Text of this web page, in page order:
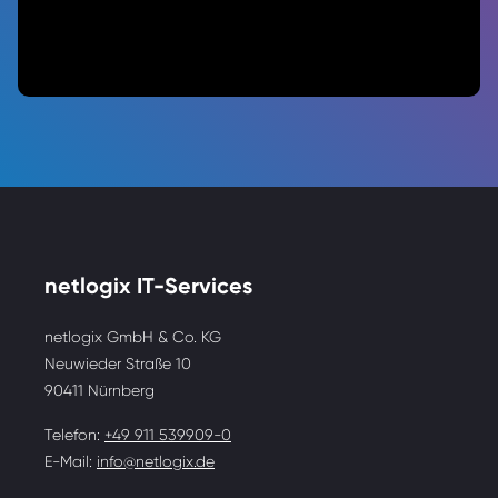
netlogix IT-Services
netlogix GmbH & Co. KG
Neuwieder Straße 10
90411 Nürnberg
Telefon: +49 911 539909-0
E-Mail: info@netlogix.de